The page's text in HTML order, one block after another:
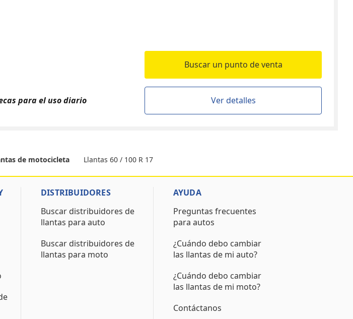
para el uso diario
Buscar un punto de venta
Ver detalles
de motocicleta Llantas 60 / 100 R 17
DISTRIBUIDORES
Buscar distribuidores de
llantas para auto
Buscar distribuidores de
llantas para moto
AYUDA
Preguntas frecuentes
para autos
¿Cuándo debo cambiar
las llantas de mi auto?
¿Cuándo debo cambiar
las llantas de mi moto?
Contáctanos